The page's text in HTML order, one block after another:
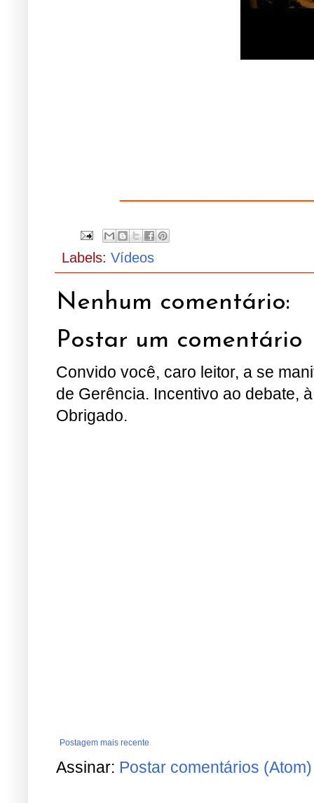
Labels: Vídeos
Nenhum comentário:
Postar um comentário
Convido você, caro leitor, a se
de Gerência. Incentivo ao debate,
Obrigado.
Postagem mais recente
Assinar: Postar comentários (Atom)